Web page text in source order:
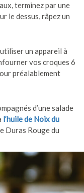
terminez par une
le dessus, râpez un
un appareil à
vos croques 6
préalablement
d’une salade
l’huile de Noix du
Duras Rouge du